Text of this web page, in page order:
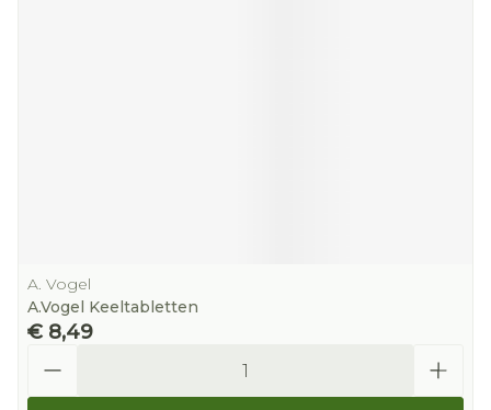
A. Vogel
A.Vogel Keeltabletten
€ 8,49